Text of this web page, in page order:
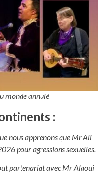
monde annulé
:
nous apprenons que Mr Ali
pour agressions sexuelles.
partenariat avec Mr Alaoui